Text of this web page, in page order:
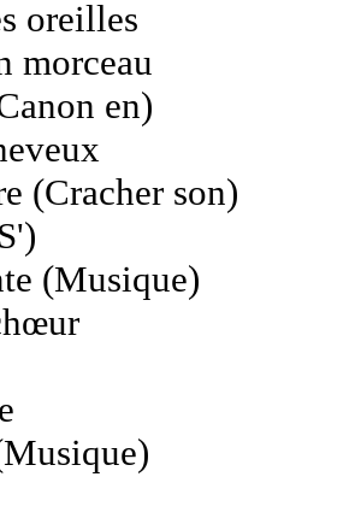
oreilles
morceau
en)
(Cracher son)
(Musique)